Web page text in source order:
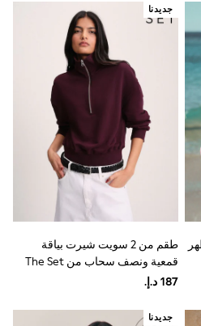
All Girls
جديدنا
طقم من 2 سويت شيرت بياقة
قمعية ونصف سحاب من The Set
جديدنا